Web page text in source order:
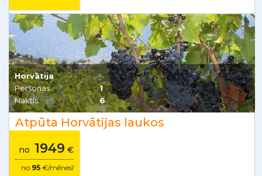
Horvātija
Personas
1
Naktis
6
Atpūta Horvātijas laukos
no 1949 €
no 95 €/mēnesī